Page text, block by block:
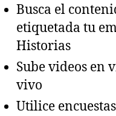
Busca el
etiquetada tu
Historias
Sube videos en
vivo
Utilice